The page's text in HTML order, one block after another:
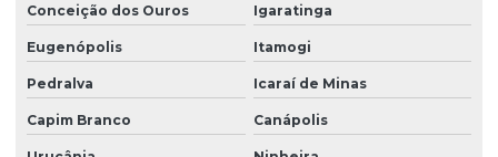
Conceição dos Ouros Igaratinga
Eugenópolis Itamogi
Pedralva Icaraí de Minas
Capim Branco Canápolis